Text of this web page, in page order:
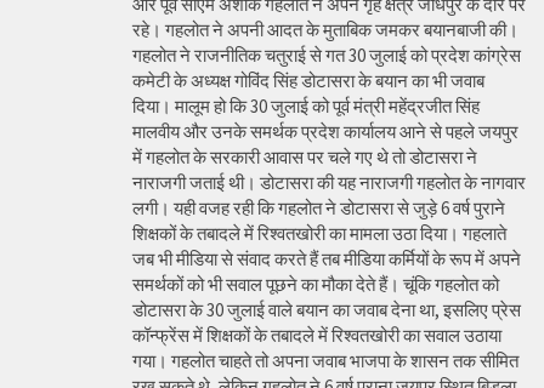
रहे। गहलोत ने अपनी आदत के मुताबिक जमकर बयानबाजी की।
गहलोत ने राजनीतिक चतुराई से गत 30 जुलाई को प्रदेश कांग्रेस
कमेटी के अध्यक्ष गोविंद सिंह डोटासरा के बयान का भी जवाब
दिया। मालूम हो कि 30 जुलाई को पूर्व मंत्री महेंद्रजीत सिंह
मालवीय और उनके समर्थक प्रदेश कार्यालय आने से पहले जयपुर
में गहलोत के सरकारी आवास पर चले गए थे तो डोटासरा ने
नाराजगी जताई थी। डोटासरा की यह नाराजगी गहलोत के नागवार
लगी। यही वजह रही कि गहलोत ने डोटासरा से जुड़े 6 वर्ष पुराने
शिक्षकों के तबादले में रिश्वतखोरी का मामला उठा दिया। गहलाते
जब भी मीडिया से संवाद करते हैं तब मीडिया कर्मियों के रूप में अपने
समर्थकों को भी सवाल पूछने का मौका देते हैं। चूंकि गहलोत को
डोटासरा के 30 जुलाई वाले बयान का जवाब देना था, इसलिए प्रेस
कॉन्फ्रेंस में शिक्षकों के तबादले में रिश्वतखोरी का सवाल उठाया
गया। गहलोत चाहते तो अपना जवाब भाजपा के शासन तक सीमित